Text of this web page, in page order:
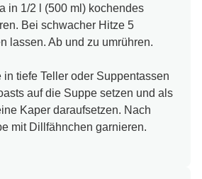
in 1/2 l (500 ml) kochendes
Bei schwacher Hitze 5
lassen. Ab und zu umrühren.
in tiefe Teller oder Suppentassen
auf die Suppe setzen und als
Kaper daraufsetzen. Nach
mit Dillfähnchen garnieren.